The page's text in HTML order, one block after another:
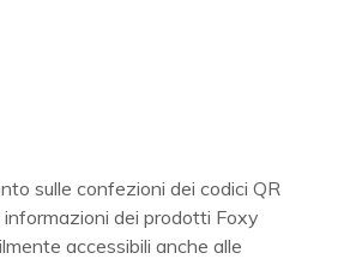
sulle confezioni dei codici QR
dei prodotti Foxy
accessibili anche alle